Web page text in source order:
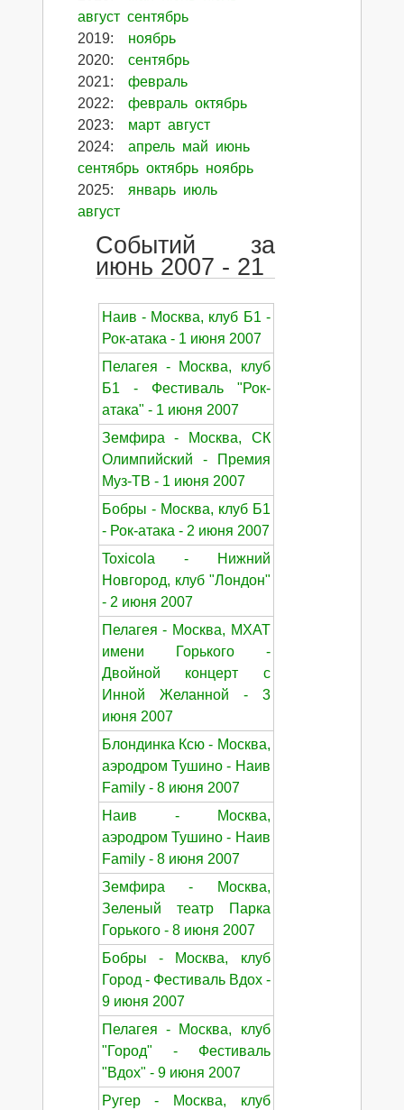
август сентябрь
2019:
ноябрь
2020:
сентябрь
2021:
февраль
2022: февраль октябрь
2023: март август
2024: апрель май июнь
сентябрь октябрь ноябрь
2025: январь июль
август
Событий за
июнь 2007 - 21
Наив - Москва, клуб Б1 -
Рок-атака - 1 июня 2007
Пелагея - Москва, клуб
Б1 - Фестиваль "Рок-
атака" - 1 июня 2007
Земфира - Москва, СК
Олимпийский - Премия
Муз-ТВ - 1 июня 2007
Бобры - Москва, клуб Б1
- Рок-атака - 2 июня 2007
Toxicola - Нижний
Новгород, клуб "Лондон"
- 2 июня 2007
Пелагея - Москва, МХАТ
имени Горького -
Двойной концерт с
Инной Желанной - 3
июня 2007
Блондинка Ксю - Москва,
аэродром Тушино - Наив
Family - 8 июня 2007
Наив - Москва,
аэродром Тушино - Наив
Family - 8 июня 2007
Земфира - Москва,
Зеленый театр Парка
Горького - 8 июня 2007
Бобры - Москва, клуб
Город - Фестиваль Вдох -
9 июня 2007
Пелагея - Москва, клуб
"Город" - Фестиваль
"Вдох" - 9 июня 2007
Ругер - Москва, клуб